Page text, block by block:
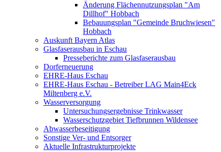
Änderung Flächennutzungsplan "Am
Dillhof" Hobbach
Bebauungsplan "Gemeinde Bruchwiesen"
Hobbach
Auskunft Bayern Atlas
Glasfaserausbau in Eschau
Presseberichte zum Glasfaserausbau
Dorferneuerung
EHRE-Haus Eschau
EHRE-Haus Eschau - Betreiber LAG Main4Eck
Miltenberg e.V.
Wasserversorgung
Untersuchungsergebnisse Trinkwasser
Wasserschutzgebiet Tiefbrunnen Wildensee
Abwasserbeseitigung
Sonstige Ver- und Entsorger
Aktuelle Infrastrukturprojekte